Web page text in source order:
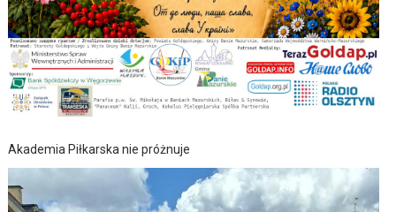
Akademia Piłkarska nie próżnuje